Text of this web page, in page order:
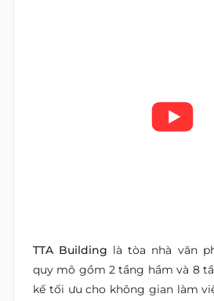
TTA Building là tòa nhà văn
quy mô gồm 2 tầng hầm và 8
kế tối ưu cho không gian làm